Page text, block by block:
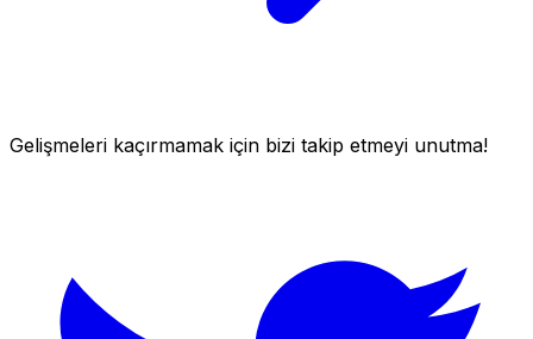
Gelişmeleri kaçırmamak için bizi takip etmeyi unutma!